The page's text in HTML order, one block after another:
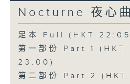
Nocturne 夜心曲
足本 Full (HKT
第一部份 Part 1
23:00)
第二部份 Part 2